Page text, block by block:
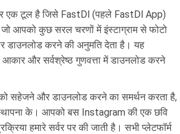
एक टूल है जिसे FastDl (पहले FastDl App)
जो आपको कुछ सरल चरणों में इंस्टाग्राम से फोटो
डाउनलोड करने की अनुमति देता है। यह
आकार और सर्वश्रेष्ठ गुणवत्ता में डाउनलोड करने
को सहेजने और डाउनलोड करने का समर्थन करता है,
के। आपको बस Instagram की एक छवि
हमारे सर्वर पर की जाती है। सभी प्लेटफॉर्म